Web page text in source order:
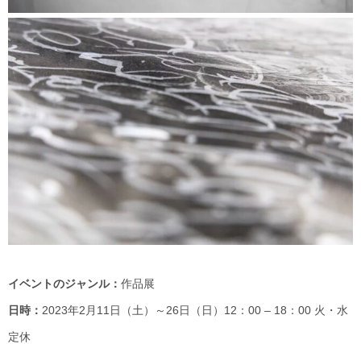
イベントのジャンル： 作品展
日時： 2023年2月11日（土）～26日（日）12：00 – 18：00 火・水
定休